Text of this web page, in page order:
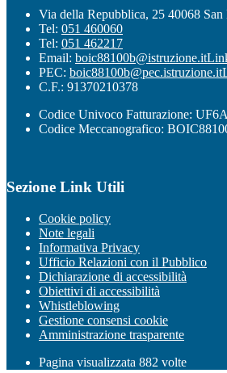
Via della Repubblica, 25 40068
Tel: 051 460060
Tel: 051 462217
Email: boic88100b@istruzione.it
PEC: boic88100b@pec.istruzione.it
C.F.: 91370210378
Codice Univoco Fatturazione:
Codice Meccanografico:
Sezione Link Utili
Cookie policy
Note legali
Informativa Privacy
Ufficio Relazioni con il Pubblico
Dichiarazione di accessibilità
Obiettivi di accessibilità
Whistleblowing
Gestione consensi cookie
Amministrazione trasparente
Pagina visualizzata 882 volte